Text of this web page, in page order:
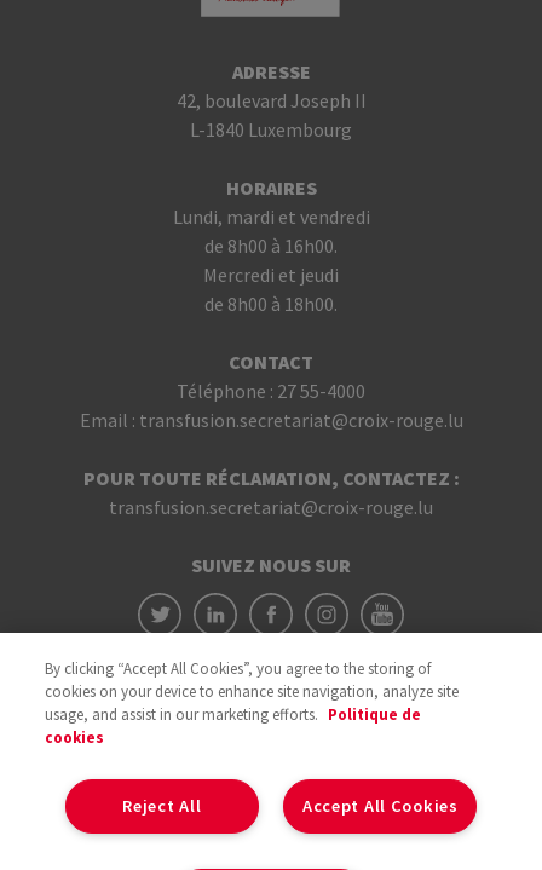
ADRESSE
42, boulevard Joseph II
L-1840 Luxembourg
HORAIRES
Lundi, mardi et vendredi
de 8h00 à 16h00.
Mercredi et jeudi
de 8h00 à 18h00.
CONTACT
Téléphone : 27 55-4000
Email : transfusion.secretariat@croix-rouge.lu
POUR TOUTE RÉCLAMATION, CONTACTEZ :
transfusion.secretariat@croix-rouge.lu
SUIVEZ NOUS SUR
By clicking “Accept All Cookies”, you agree to the storing of
cookies on your device to enhance site navigation, analyze site
usage, and assist in our marketing efforts. Politique de
cookies
Accept All Cookies
Reject All